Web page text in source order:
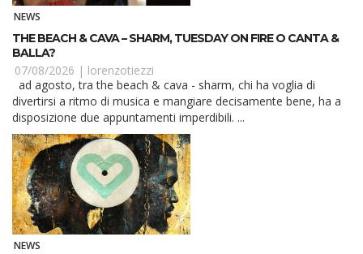
NEWS
THE BEACH & CAVA – SHARM, TUESDAY ON FIRE O CANTA &
BALLA?
07/08/2026 | lorenzotiezzi
divertirsi a ritmo di musica e mangiare decisamente bene, ha a
disposizione due appuntamenti imperdibili. ...
NEWS